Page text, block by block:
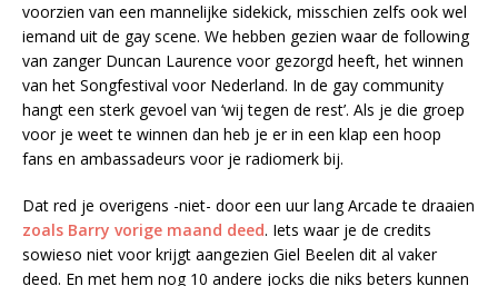
voorzien van een mannelijke sidekick, misschien zelfs ook wel
iemand uit de gay scene. We hebben gezien waar de following
van zanger Duncan Laurence voor gezorgd heeft, het winnen
van het Songfestival voor Nederland. In de gay community
hangt een sterk gevoel van ‘wij tegen de rest’. Als je die groep
voor je weet te winnen dan heb je er in een klap een hoop
fans en ambassadeurs voor je radiomerk bij.
Dat red je overigens -niet- door een uur lang Arcade te draaien
zoals Barry vorige maand deed. Iets waar je de credits
sowieso niet voor krijgt aangezien Giel Beelen dit al vaker
deed. En met hem nog 10 andere jocks die niks beters kunnen